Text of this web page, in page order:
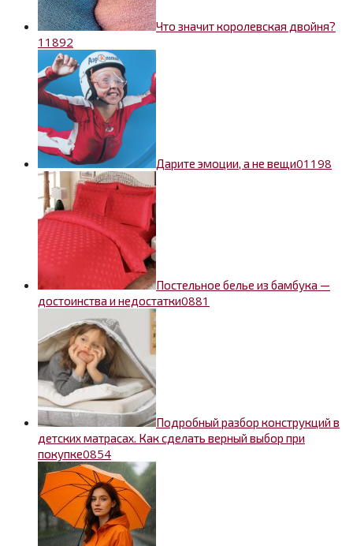
Что значит королевская двойня?
1 1892
Дарите эмоции, а не вещи01198
Постельное белье из бамбука —
достоинства и недостатки0881
Подробный разбор конструкций в
детских матрасах. Как сделать верный выбор при
покупке0854